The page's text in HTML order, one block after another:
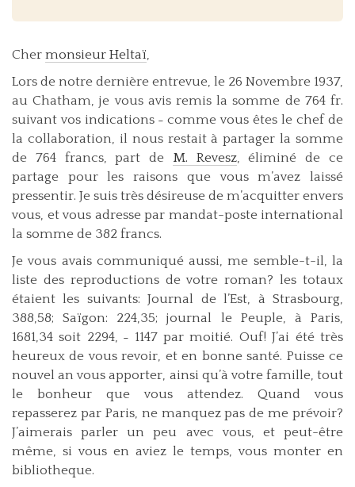
Cher monsieur Heltaï,
Lors de notre dernière entrevue, le 26 Novembre 1937,
au Chatham, je vous avis remis la somme de 764 fr.
suivant vos indications ˗ comme vous êtes le chef de
la collaboration, il nous restait à partager la somme
de 764 francs, part de M. Revesz, éliminé de ce
partage pour les raisons que vous m’avez laissé
pressentir. Je suis très désireuse de m’acquitter envers
vous, et vous adresse par mandat-poste international
la somme de 382 francs.
Je vous avais communiqué aussi, me semble-t-il, la
liste des reproductions de votre roman? les totaux
étaient les suivants: Journal de l’Est, à Strasbourg,
388,58; Saïgon: 224,35; journal le Peuple, à Paris,
1681,34 soit 2294, ˗ 1147 par moitié. Ouf! J’ai été très
heureux de vous revoir, et en bonne santé. Puisse ce
nouvel an vous apporter, ainsi qu’à votre famille, tout
le bonheur que vous attendez. Quand vous
repasserez par Paris, ne manquez pas de me prévoir?
J’aimerais parler un peu avec vous, et peut-être
même, si vous en aviez le temps, vous monter en
bibliotheque.